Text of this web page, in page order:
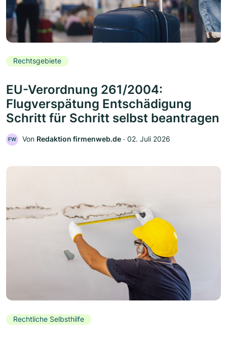
Rechtsgebiete
EU-Verordnung 261/2004:
Flugverspätung Entschädigung
Schritt für Schritt selbst beantragen
FW Von Redaktion firmenweb.de ‧ 02. Juli 2026
Rechtliche Selbsthilfe